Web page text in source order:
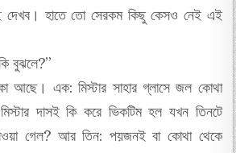
দেখব। হাতে তো সেরকম কিছু কেসও নেই এই
বুঝলে?”
আছে। এক: মিস্টার সাহার গ্লাসে জল কোথা
দাসই কি করে ভিকটিম হল যখন তিনটে
গেল? আর তিন: পয়জনই বা কোথা থেকে